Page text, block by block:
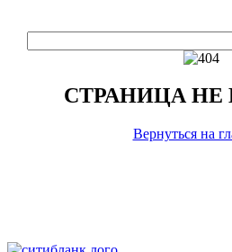
СТРАНИЦА НЕ
Вернуться на